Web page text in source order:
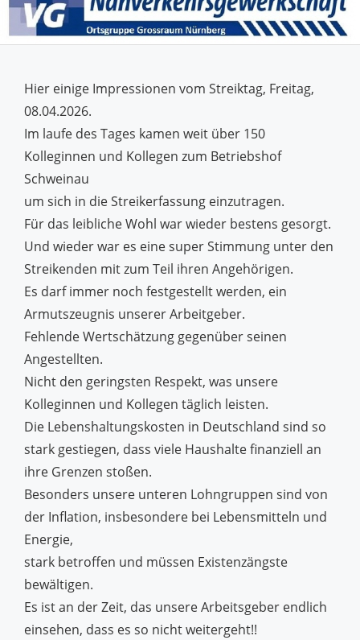
Hier einige Impressionen vom Streiktag, Freitag,
08.04.2026.
Im laufe des Tages kamen weit über 150
Kolleginnen und Kollegen zum Betriebshof
Schweinau
um sich in die Streikerfassung einzutragen.
Für das leibliche Wohl war wieder bestens gesorgt.
Und wieder war es eine super Stimmung unter den
Streikenden mit zum Teil ihren Angehörigen.
Es darf immer noch festgestellt werden, ein
Armutszeugnis unserer Arbeitgeber.
Fehlende Wertschätzung gegenüber seinen
Angestellten.
Nicht den geringsten Respekt, was unsere
Kolleginnen und Kollegen täglich leisten.
Die Lebenshaltungskosten in Deutschland sind so
stark gestiegen, dass viele Haushalte finanziell an
ihre Grenzen stoßen.
Besonders unsere unteren Lohngruppen sind von
der Inflation, insbesondere bei Lebensmitteln und
Energie,
stark betroffen und müssen Existenzängste
bewältigen.
Es ist an der Zeit, das unsere Arbeitsgeber endlich
einsehen, dass es so nicht weitergeht!!